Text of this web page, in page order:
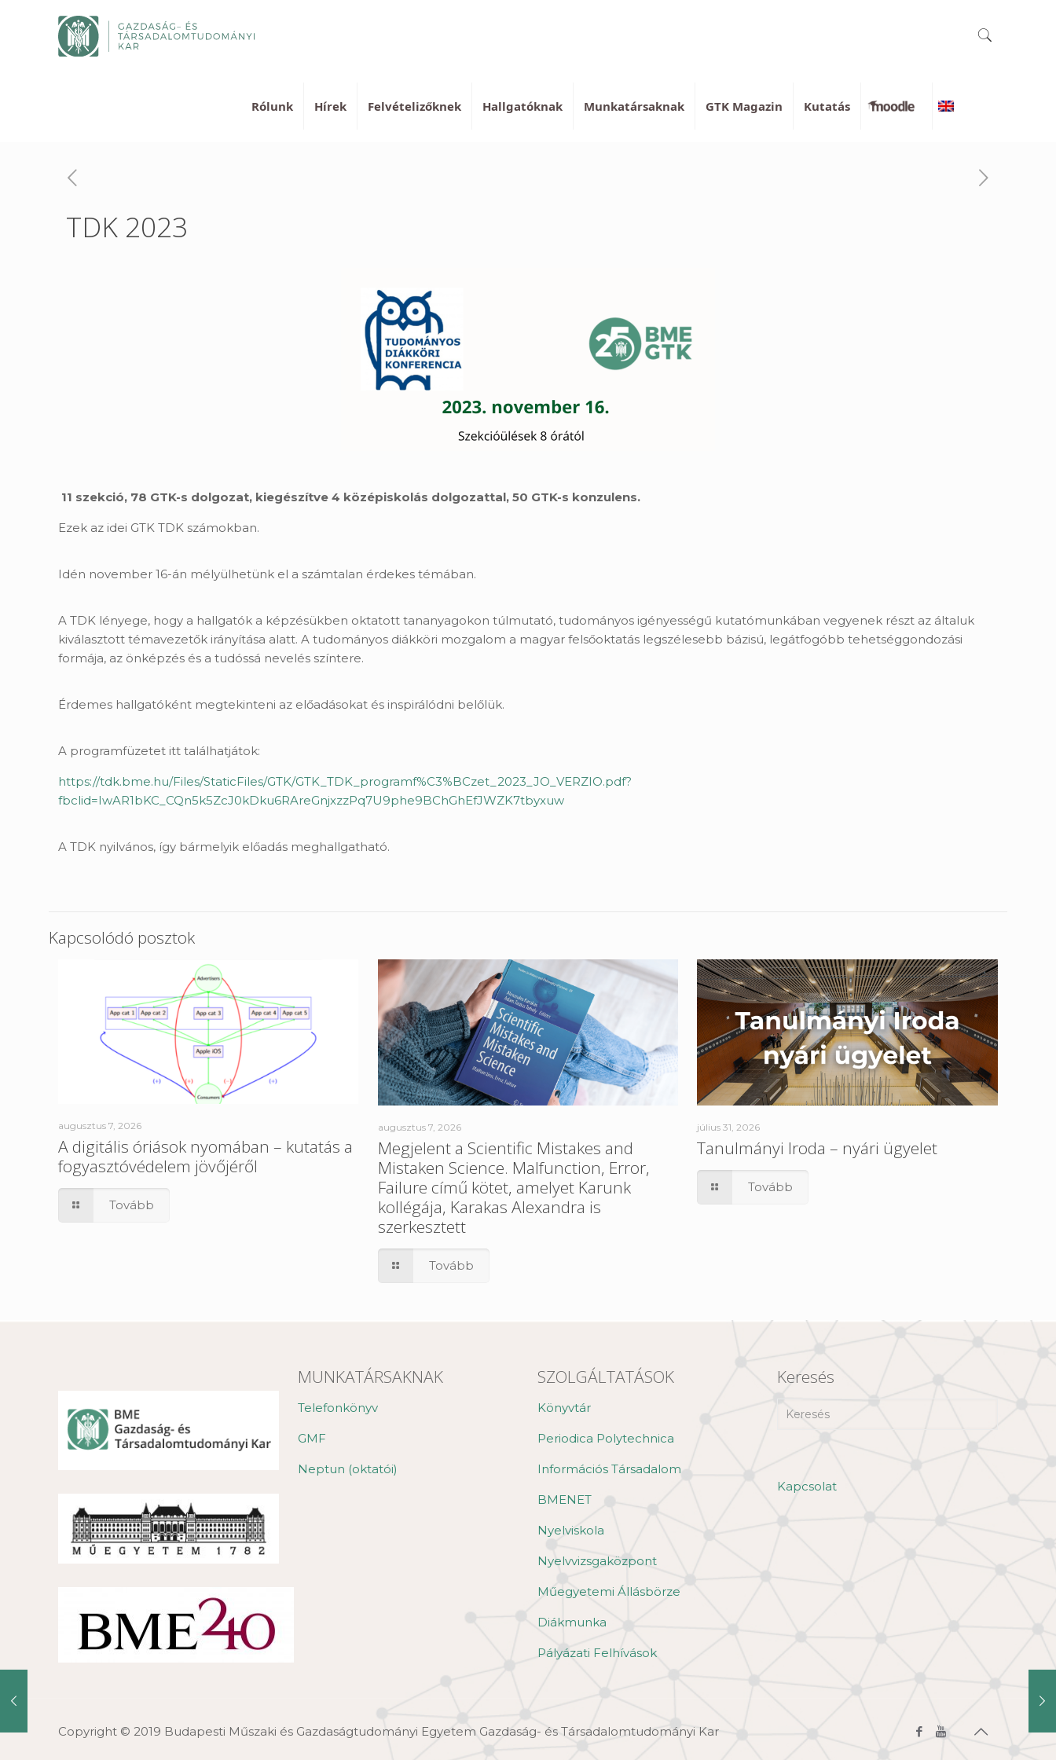
Rólunk Hírek Felvételizőknek Hallgatóknak Munkatársaknak GTK Magazin Kutatás Moodle English
TDK 2023
11 szekció, 78 GTK-s dolgozat, kiegészítve 4 középiskolás dolgozattal, 50 GTK-s konzulens.
Ezek az idei GTK TDK számokban.
Idén november 16-án mélyülhetünk el a számtalan érdekes témában.
A TDK lényege, hogy a hallgatók a képzésükben oktatott tananyagokon túlmutató, tudományos igényességű kutatómunkában vegyenek részt az általuk
kiválasztott témavezetők irányítása alatt. A tudományos diákköri mozgalom a magyar felsőoktatás legszélesebb bázisú, legátfogóbb tehetséggondozási
formája, az önképzés és a tudóssá nevelés színtere.
Érdemes hallgatóként megtekinteni az előadásokat és inspirálódni belőlük.
A programfüzetet itt találhatjátok:
https://tdk.bme.hu/Files/StaticFiles/GTK/GTK_TDK_programf%C3%BCzet_2023_JO_VERZIO.pdf?
fbclid=IwAR1bKC_CQn5k5ZcJ0kDku6RAreGnjxzzPq7U9phe9BChGhEfJWZK7tbyxuw
A TDK nyilvános, így bármelyik előadás meghallgatható.
Kapcsolódó posztok
augusztus 7, 2026
A digitális óriások nyomában – kutatás a
fogyasztóvédelem jövőjéről
Tovább
augusztus 7, 2026
Megjelent a Scientific Mistakes and
Mistaken Science. Malfunction, Error,
Failure című kötet, amelyet Karunk
kollégája, Karakas Alexandra is
szerkesztett
Tovább
július 31, 2026
Tanulmányi Iroda – nyári ügyelet
Tovább
MUNKATÁRSAKNAK
Telefonkönyv
GMF
Neptun (oktatói)
SZOLGÁLTATÁSOK
Könyvtár
Periodica Polytechnica
Információs Társadalom
BMENET
Nyelviskola
Nyelvvizsgaközpont
Műegyetemi Állásbörze
Diákmunka
Pályázati Felhívások
Keresés
Kapcsolat
Copyright © 2019 Budapesti Műszaki és Gazdaságtudományi Egyetem Gazdaság- és Társadalomtudományi Kar